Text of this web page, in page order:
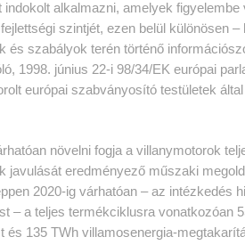
alkalmazni, amelyek figyelembe
szintjét, ezen belül különösen
és szabályok terén történő
1998. június 22-i 98/34/EK európai
európai szabványosító testületek
növelni fogja a villanymotorok
javulását eredményező műszaki
2020-ig várhatóan – az intézkedés
– a teljes termékciklusra vonatkozóan
és 135 TWh villamosenergia-